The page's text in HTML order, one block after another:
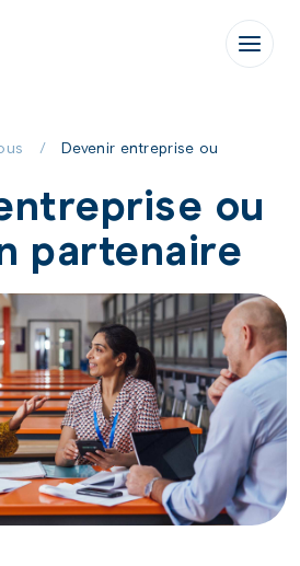
/
Devenir entreprise ou
ou
partenaire